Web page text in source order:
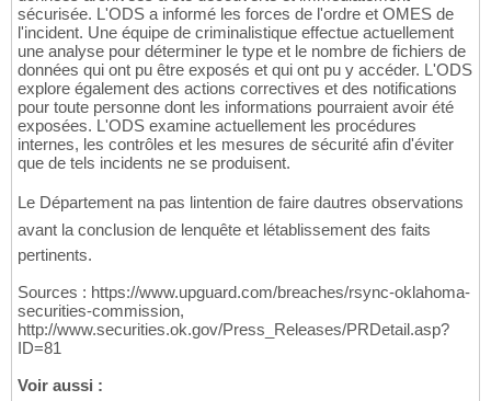
sécurisée. L'ODS a informé les forces de l'ordre et OMES de
l'incident. Une équipe de criminalistique effectue actuellement
une analyse pour déterminer le type et le nombre de fichiers de
données qui ont pu être exposés et qui ont pu y accéder. L'ODS
explore également des actions correctives et des notifications
pour toute personne dont les informations pourraient avoir été
exposées. L'ODS examine actuellement les procédures
internes, les contrôles et les mesures de sécurité afin d'éviter
que de tels incidents ne se produisent.
Le Département na pas lintention de faire dautres observations
avant la conclusion de lenquête et létablissement des faits
pertinents.
Sources : https://www.upguard.com/breaches/rsync-oklahoma-
securities-commission,
http://www.securities.ok.gov/Press_Releases/PRDetail.asp?
ID=81
Voir aussi :